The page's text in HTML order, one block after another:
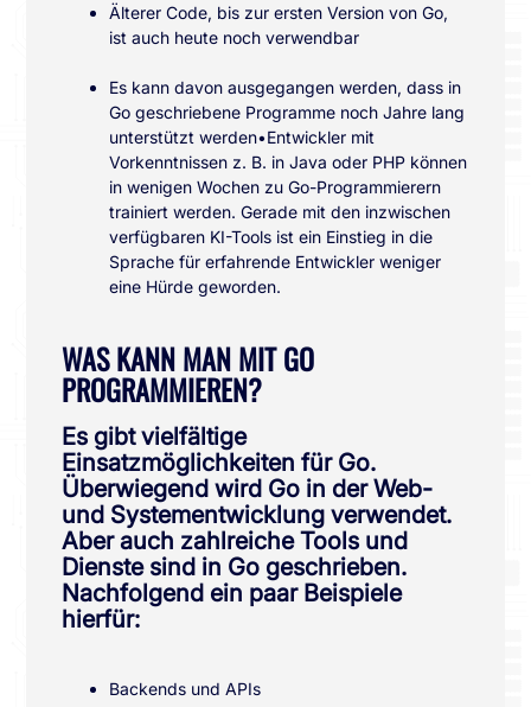
Älterer Code, bis zur ersten Version von Go,
ist auch heute noch verwendbar
Es kann davon ausgegangen werden, dass in
Go geschriebene Programme noch Jahre lang
unterstützt werden•Entwickler mit
Vorkenntnissen z. B. in Java oder PHP können
in wenigen Wochen zu Go-Programmierern
trainiert werden. Gerade mit den inzwischen
verfügbaren KI-Tools ist ein Einstieg in die
Sprache für erfahrende Entwickler weniger
eine Hürde geworden.
WAS KANN MAN MIT GO
PROGRAMMIEREN?
Es gibt vielfältige
Einsatzmöglichkeiten für Go.
Überwiegend wird Go in der Web-
und Systementwicklung verwendet.
Aber auch zahlreiche Tools und
Dienste sind in Go geschrieben.
Nachfolgend ein paar Beispiele
hierfür:
Backends und APIs